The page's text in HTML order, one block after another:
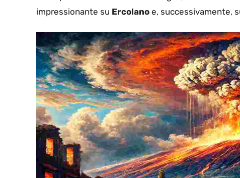
impressionante su Ercolano e, successivamente,